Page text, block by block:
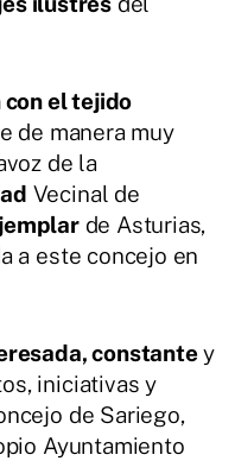
el tejido
de manera muy
de la
Vecinal de
de Asturias,
a este concejo en
constantey
iniciativas y
de Sariego,
Ayuntamiento